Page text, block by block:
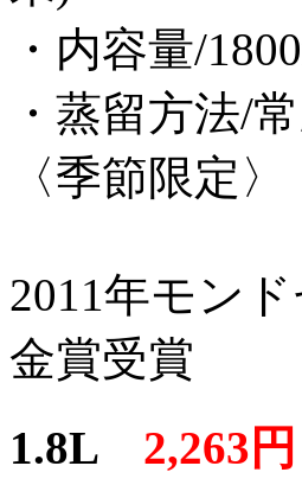
・内容量/
・蒸留方法/
〈季節限定〉
2011年モン
金賞受賞
1.8L 2,263